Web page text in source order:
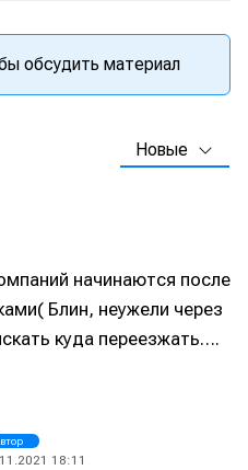
обсудить материал
Новые
начинаются после
Блин, неужели через
куда переезжать….
18:11